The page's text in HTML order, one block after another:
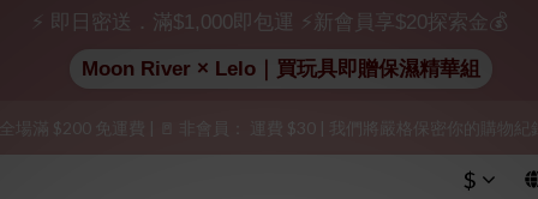
貨」（無店鋪資訊、一般紙箱）、隱私保護、加密付款、立即註冊成
貨」（無店鋪資訊、一般紙箱）、隱私保護、加密付款、立即註冊成
加入會員即享$20購物金  訂單商品好評再享$15購物金
場滿 $200 免運費 | 🚪 非會員： 運費 $30 | 我們將嚴格保密你的購物紀
貨」（無店鋪資訊、一般紙箱）、隱私保護、加密付款、立即註冊成
$
⚡ 即日密送．滿$1,000即包運 ⚡新會員享$20探索金💰
Moon River × Lelo｜買玩具即贈保濕精華組